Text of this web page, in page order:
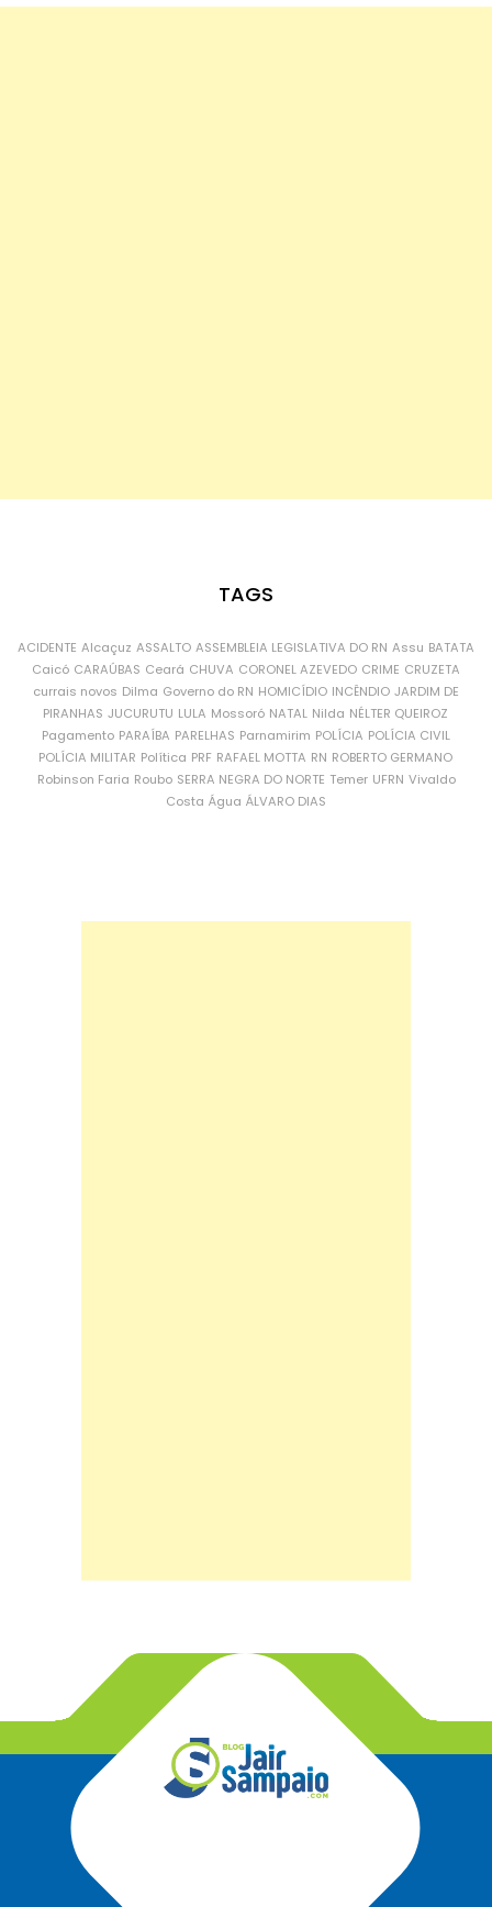
TAGS
ACIDENTE Alcaçuz ASSALTO ASSEMBLEIA LEGISLATIVA DO RN Assu BATATA
Caicó CARAÚBAS Ceará CHUVA CORONEL AZEVEDO CRIME CRUZETA
currais novos Dilma Governo do RN HOMICÍDIO INCÊNDIO JARDIM DE
PIRANHAS JUCURUTU LULA Mossoró NATAL Nilda NÉLTER QUEIROZ
Pagamento PARAÍBA PARELHAS Parnamirim POLÍCIA POLÍCIA CIVIL
POLÍCIA MILITAR Política PRF RAFAEL MOTTA RN ROBERTO GERMANO
Robinson Faria Roubo SERRA NEGRA DO NORTE Temer UFRN Vivaldo
Costa Água ÁLVARO DIAS